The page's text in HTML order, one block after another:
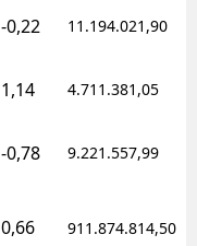
-0,22 11.194.021,90
1,14 4.711.381,05
-0,78 9.221.557,99
0,66 911.874.814,50